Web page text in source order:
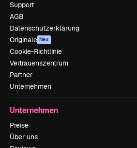
Support
AGB
Datenschutzerklärung
Originale Neu
Cookie-Richtlinie
Vertrauenszentrum
Partner
Unternehmen
Unternehmen
Preise
Über uns